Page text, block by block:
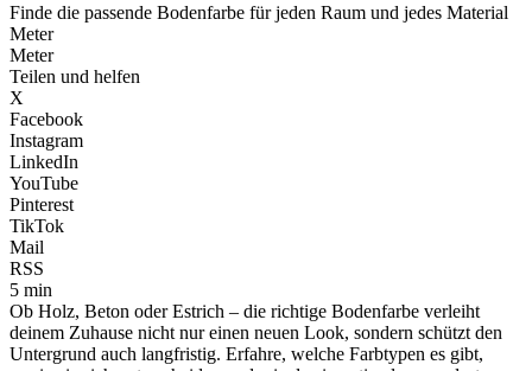
Finde die passende Bodenfarbe für jeden Raum und jedes Material
Meter
Meter
Teilen und helfen
X
Facebook
Instagram
LinkedIn
YouTube
Pinterest
TikTok
Mail
RSS
5 min
Ob Holz, Beton oder Estrich – die richtige Bodenfarbe verleiht
deinem Zuhause nicht nur einen neuen Look, sondern schützt den
Untergrund auch langfristig. Erfahre, welche Farbtypen es gibt,